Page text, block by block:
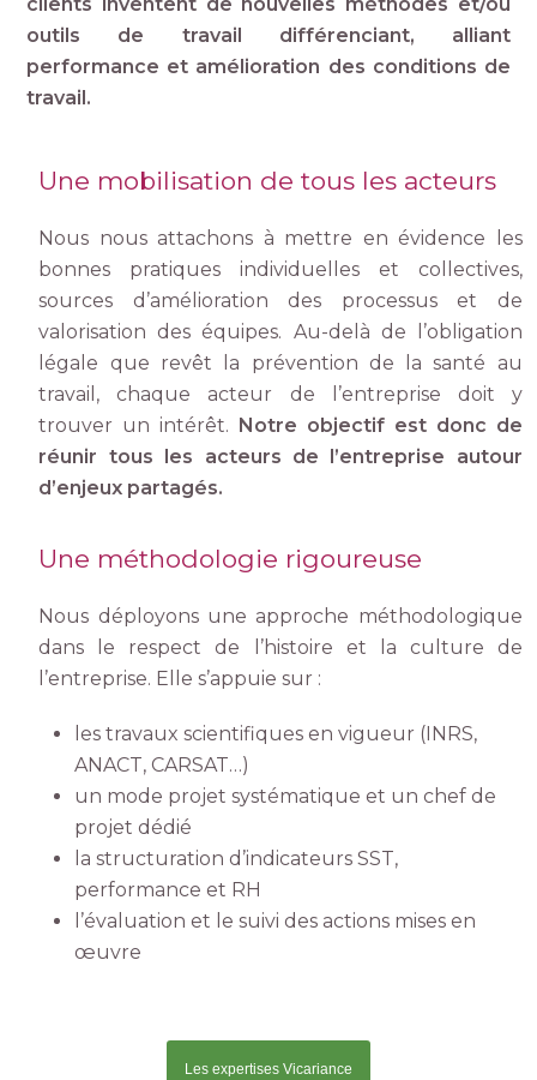
outils de travail différenciant, alliant
performance et amélioration des conditions de
travail.
Une mobilisation de tous les acteurs
Nous nous attachons à mettre en évidence les
bonnes pratiques individuelles et collectives,
sources d’amélioration des processus et de
valorisation des équipes. Au-delà de l’obligation
légale que revêt la prévention de la santé au
travail, chaque acteur de l’entreprise doit y
trouver un intérêt.
Notre objectif est donc de
réunir tous les acteurs de l’entreprise autour
d’enjeux partagés.
Une méthodologie rigoureuse
Nous déployons une approche méthodologique
dans le respect de l’histoire et la culture de
l’entreprise. Elle s’appuie sur :
les travaux scientifiques en vigueur (INRS,
ANACT, CARSAT…)
un mode projet systématique et un chef de
projet dédié
la structuration d’indicateurs SST,
performance et RH
l’évaluation et le suivi des actions mises en
œuvre
Les expertises Vicariance